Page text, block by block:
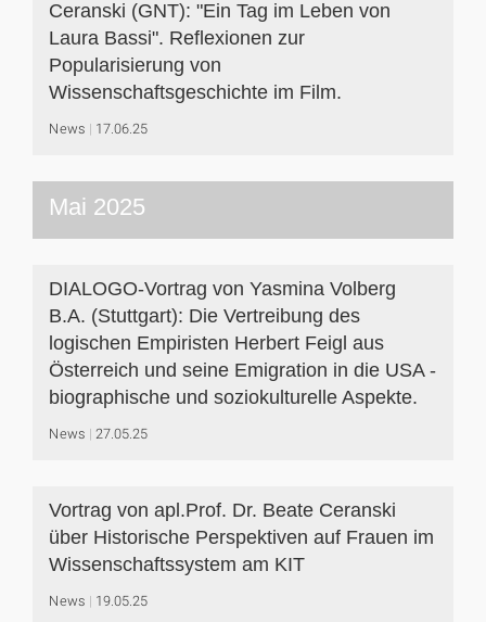
Ceranski (GNT): "Ein Tag im Leben von
Laura Bassi". Reflexionen zur
Popularisierung von
Wissenschaftsgeschichte im Film.
News 17.06.25
Mai 2025
DIALOGO-Vortrag von Yasmina Volberg
B.A. (Stuttgart): Die Vertreibung des
logischen Empiristen Herbert Feigl aus
Österreich und seine Emigration in die USA -
biographische und soziokulturelle Aspekte.
News 27.05.25
Vortrag von apl.Prof. Dr. Beate Ceranski
über Historische Perspektiven auf Frauen im
Wissenschaftssystem am KIT
News 19.05.25